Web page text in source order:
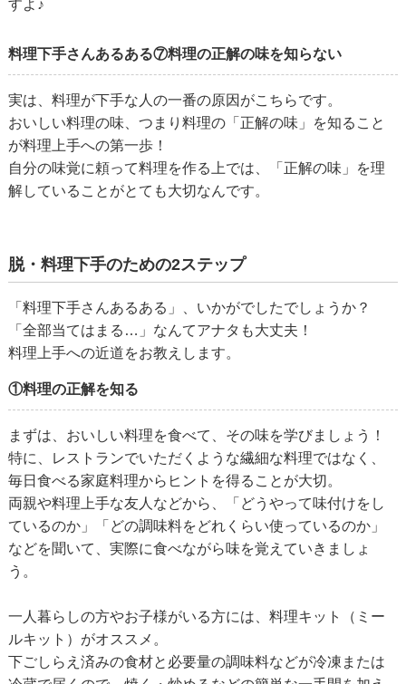
すよ♪
料理下手さんあるある⑦料理の正解の味を知らない
実は、料理が下手な人の一番の原因がこちらです。
おいしい料理の味、つまり料理の「正解の味」を知ること
が料理上手への第一歩！
自分の味覚に頼って料理を作る上では、「正解の味」を理
解していることがとても大切なんです。
脱・料理下手のための2ステップ
「料理下手さんあるある」、いかがでしたでしょうか？
「全部当てはまる…」なんてアナタも大丈夫！
料理上手への近道をお教えします。
①料理の正解を知る
まずは、おいしい料理を食べて、その味を学びましょう！
特に、レストランでいただくような繊細な料理ではなく、
毎日食べる家庭料理からヒントを得ることが大切。
両親や料理上手な友人などから、「どうやって味付けをし
ているのか」「どの調味料をどれくらい使っているのか」
などを聞いて、実際に食べながら味を覚えていきましょ
う。
一人暮らしの方やお子様がいる方には、料理キット（ミー
ルキット）がオススメ。
下ごしらえ済みの食材と必要量の調味料などが冷凍または